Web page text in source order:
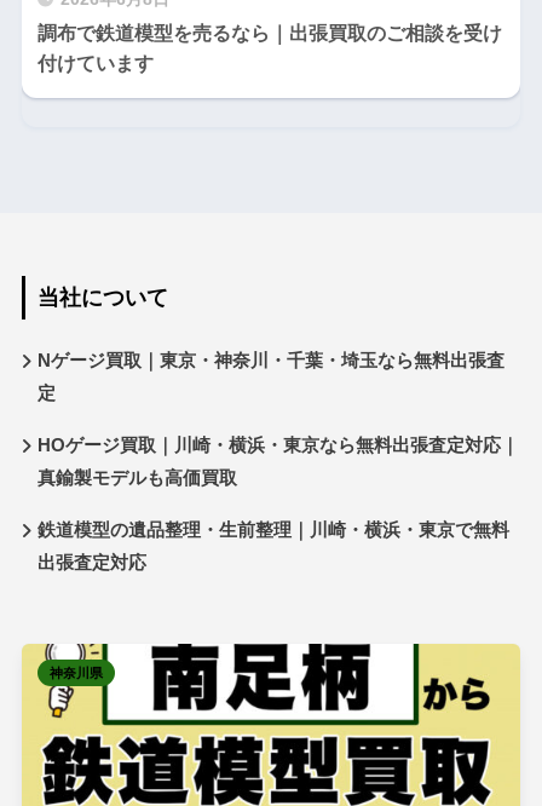
調布で鉄道模型を売るなら｜出張買取のご相談を受け
付けています
当社について
Nゲージ買取｜東京・神奈川・千葉・埼玉なら無料出張査
定
HOゲージ買取｜川崎・横浜・東京なら無料出張査定対応｜
真鍮製モデルも高価買取
鉄道模型の遺品整理・生前整理｜川崎・横浜・東京で無料
出張査定対応
神奈川県